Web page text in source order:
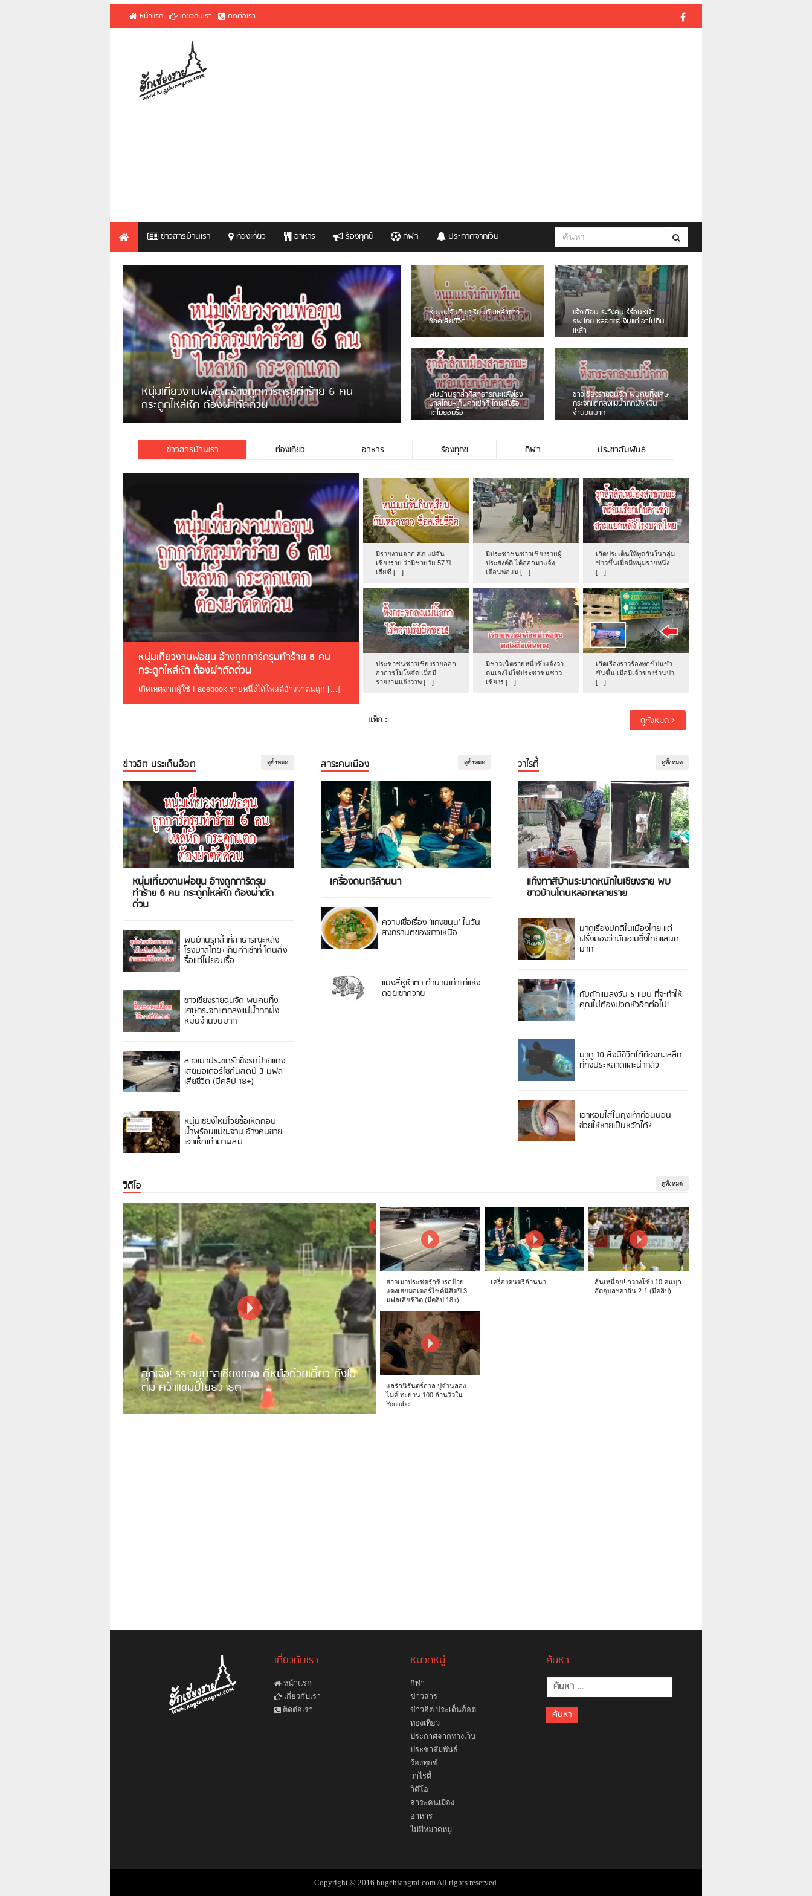
หน้าแรก เกี่ยวกับเรา ติดต่อเรา
ข่าวสารบ้านเรา ท่องเที่ยว อาหาร ร้องทุกข์ กีฬา ประกาศจากเว็บ
ชาวเน็ตสวดยับ! พบพม่าเร่ขายพวงมาลัยหน้าพ่อขุนฯ
พอไม่ซื้อเดินตาม
มีชาวเน็ตรายหนึ่งซึ่งแจ้งว่าตนเองไม่ใช่ประชาชนชาวเชียงร […]
ชาวเน็ตฮา! รถเครื่องแม่สายชน
ป้ายร้านโลงศพแล้วหนี พบเสาหัก
เบรคหัก หวิดได้ใช้บริการ
เดือนร้อน! ชาวเชียงรายบ่นรถ
Isuzu สีขาวซิ่งบายพาสเสียงดัง
สร้างความรำคาญ
หนุ่มเจียงฮายจ่ม พบถังน้ำดื่มตก
กลางถนน รถเครื่องหลบไม่ทันล้ม
บาดเจ็บ
ชาวผาลั้ง โวย ไร้หน่วยงานดูแล
ดินสไลด์ ต้องจัดการกันเอง
ข่าวสารบ้านเรา ท่องเที่ยว อาหาร ร้องทุกข์ กีฬา ประชาสัมพันธ์
หนุ่มเที่ยวงานพ่อขุน อ้างถูกการ์ดรุมทำร้าย 6 คน
กระดูกไหล่หัก ต้องผ่าตัดด่วน
เกิดเหตุจากผู้ใช้ Facebook รายหนึ่งได้โพสต์อ้างว่าตนถูก […]
มีรายงานจาก สภ.แม่จัน
เชียงราย ว่ามีชายวัย 57 ปี
เสียชี […]
มีประชาชนชาวเชียงรายผู้
ประสงค์ดี ได้ออกมาแจ้ง
เตือนพ่อแม […]
เกิดประเด็นให้พูดกันในกลุ่ม
ข่าวขึ้นเมื่อมีหนุ่มรายหนึ่ง
[…]
ประชาชนชาวเชียงรายออก
อาการโมโหจัด เมื่อมี
รายงานแจ้งว่าพ […]
มีชาวเน็ตรายหนึ่งซึ่งแจ้งว่า
ตนเองไม่ใช่ประชาชนชาว
เชียงร […]
เกิดเรื่องราวร้องทุกข์ปนขำ
ขันขึ้น เมื่อมีเจ้าของร้านป่า
[…]
แท็ก : ดูทั้งหมด
ข่าวฮิต ประเด็นฮ็อต ดูทั้งหมด
หนุ่มเที่ยวงานพ่อขุน อ้างถูกการ์ดรุม
ทำร้าย 6 คน กระดูกไหล่หัก ต้องผ่าตัด
ด่วน
พบบ้านรุกล้ำที่สาธารณะหลัง
โรงบาลไทย+เก็บค่าเช่าที่ โดนสั่ง
รื้อแต่ไม่ยอมรื้อ
ชาวเชียงรายฉุนจัด พบคนทิ้ง
เศษกระจกแตกลงแม่น้ำกกฝั่ง
หมิ่นจำนวนมาก
สาวเมาประชดรักซิ่งรถป้ายแดง
เสยมอเตอร์ไซค์นิสิตปี 3 มฟล
เสียชีวิต (มีคลิป 18+)
หนุ่มเชียงใหม่โวยซื้อเห็ดถอบ
น้ำพุร้อนแม่ขะจาน อ้างคนขาย
เอาเห็ดเก่ามาผสม
สาระคนเมือง ดูทั้งหมด
เครื่องดนตรีล้านนา
ความเชื่อเรื่อง ‘แกงขนุน’ ในวัน
สงกรานต์ของชาวเหนือ
แมงสี่หูห้าตา ตำนานเก่าแก่แห่ง
ดอยเขาควาย
วาไรตี้ ดูทั้งหมด
แก๊งทาสีบ้านระบาดหนักในเชียงราย พบ
ชาวบ้านโดนหลอกหลายราย
มาดูเรื่องปกติในเมืองไทย แต่
ฝรั่งมองว่ามันอเมซิ่งไทยแลนด์
มาก
กับดักแมลงวัน 5 แบบ ที่จะทำให้
คุณไม่ต้องปวดหัวอีกต่อไป!
มาดู 10 สิ่งมีชีวิตใต้ท้องทะเลลึก
ที่ทั้งประหลาดและน่ากลัว
เอาหอมใส่ในถุงเท้าก่อนนอน
ช่วยให้หายเป็นหวัดได้?
วิดีโอ ดูทั้งหมด
สุดเจ๋ง! รร.อนุบาลเชียงของ ตีหม้อก๋วยเตี๋ยว-ถังไอ
ติม คว้าแชมป์โยธวาธิต
สาวเมาประชดรักซิ่งรถป้าย
แดงเสยมอเตอร์ไซค์นิสิตปี 3
มฟลเสียชีวิต (มีคลิป 18+)
เครื่องดนตรีล้านนา
ลุ้นเหนื่อย! กว่างโซ้ง 10 คนบุก
อัดอุบลฯคาถิ่น 2-1 (มีคลิป)
แลรักนิรันดร์กาล ปู่จ๋านลอง
ไมค์ ทะยาน 100 ล้านวิวใน
Youtube
เกี่ยวกับเรา
หน้าแรก
เกี่ยวกับเรา
ติดต่อเรา
หมวดหมู่
กีฬา
ข่าวสาร
ข่าวฮิต ประเด็นฮ็อต
ท่องเที่ยว
ประกาศจากทางเว็บ
ประชาสัมพันธ์
ร้องทุกข์
วาไรตี้
วิดีโอ
สาระคนเมือง
อาหาร
ไม่มีหมวดหมู่
ค้นหา
ค้นหา
สำหรับ:
Copyright © 2016 hugchiangrai.com All rights reserved.